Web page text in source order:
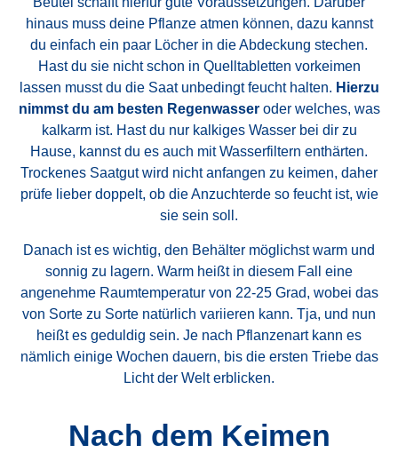
hinaus muss deine Pflanze atmen können, dazu kannst
du einfach ein paar Löcher in die Abdeckung stechen.
Hast du sie nicht schon in Quelltabletten vorkeimen
lassen musst du die Saat unbedingt feucht halten. Hierzu
nimmst du am besten Regenwasser oder welches, was
kalkarm ist. Hast du nur kalkiges Wasser bei dir zu
Hause, kannst du es auch mit Wasserfiltern enthärten.
Trockenes Saatgut wird nicht anfangen zu keimen, daher
prüfe lieber doppelt, ob die Anzuchterde so feucht ist, wie
sie sein soll.
Danach ist es wichtig, den Behälter möglichst warm und
sonnig zu lagern. Warm heißt in diesem Fall eine
angenehme Raumtemperatur von 22-25 Grad, wobei das
von Sorte zu Sorte natürlich variieren kann. Tja, und nun
heißt es geduldig sein. Je nach Pflanzenart kann es
nämlich einige Wochen dauern, bis die ersten Triebe das
Licht der Welt erblicken.
Nach dem Keimen